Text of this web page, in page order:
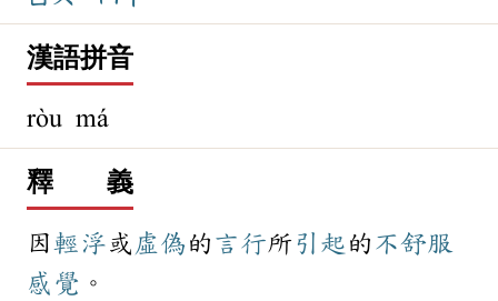
漢語拼音
ròu má
釋 義
因輕浮或 虛偽的 言行所 引起 的 不舒服
感覺 。